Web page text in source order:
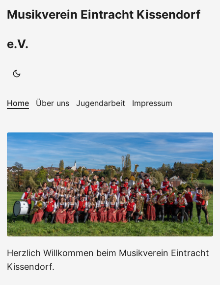
Musikverein Eintracht Kissendorf
e.V.
Home Über uns Jugendarbeit Impressum
Herzlich Willkommen beim Musikverein Eintracht
Kissendorf.